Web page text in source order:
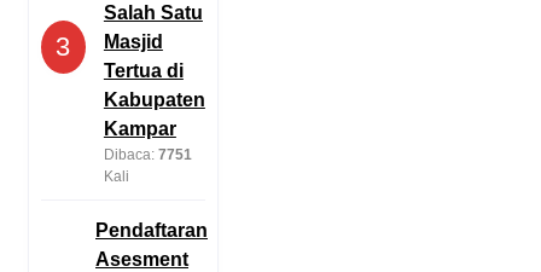
3
Salah Satu
Masjid
Tertua di
Kabupaten
Kampar
Dibaca: 7751
Kali
Pendaftaran
Asesment